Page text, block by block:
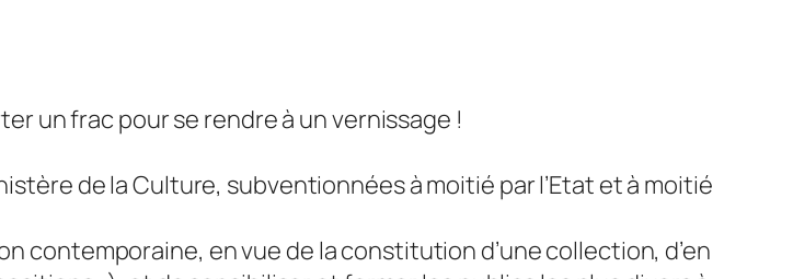
un frac pour se rendre à un vernissage !
de la Culture, subventionnées à moitié par l’Etat et à moitié
contemporaine, en vue de la constitution d’une collection, d’en